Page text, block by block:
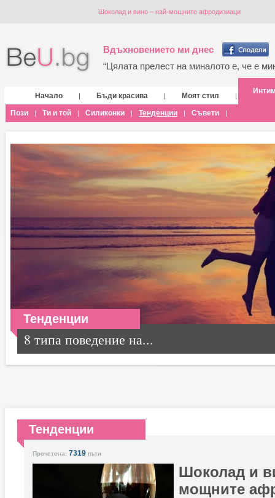
Шоколад и вино – най-мощните афродизиаци
Вдъхновението ми днес
“Цялата прелест на миналото е, че е
Начало | Бъди красива | Моят стил |
Пози | Ти и той | Силиконки | Тенденции | Съвети |
Тенденции
8 типа поведение на...
Тенденции
Прочетена: 7319 пъти
Шоколад и
мощните